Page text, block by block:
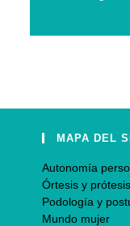
MAPA DEL
Autonomía
Órtesis y prótesis
Podología y
Mundo mujer